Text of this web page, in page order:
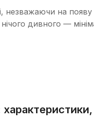
незважаючи на
дивного —